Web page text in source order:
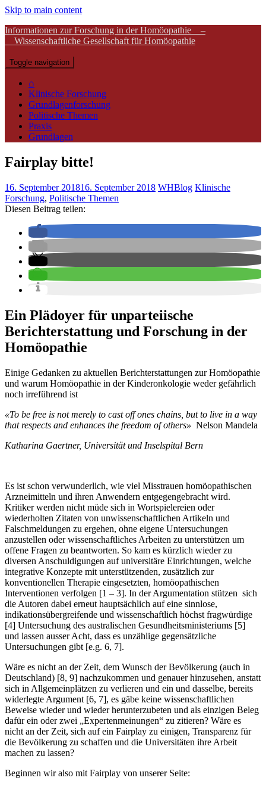
Skip to main content
Informationen zur Forschung in der Homöopathie –
Wissenschaftliche Gesellschaft für Homöopathie
Toggle navigation
⌂
Klinische Forschung
Grundlagenforschung
Politische Themen
Praxis
Grundlagen
Fairplay bitte!
16. September 201816. September 2018 WHBlog Klinische
Forschung, Politische Themen
Diesen Beitrag teilen:
Ein Plädoyer für unparteiische
Berichterstattung und Forschung in der
Homöopathie
Einige Gedanken zu aktuellen Berichterstattungen zur Homöopathie
und warum Homöopathie in der Kinderonkologie weder gefährlich
noch irreführend ist
«To be free is not merely to cast off ones chains, but to live in a way
that respects and enhances the freedom of others» Nelson Mandela
Katharina Gaertner, Universität und Inselspital Bern
Es ist schon verwunderlich, wie viel Misstrauen homöopathischen
Arzneimitteln und ihren Anwendern entgegengebracht wird.
Kritiker werden nicht müde sich in Wortspielereien oder
wiederholten Zitaten von unwissenschaftlichen Artikeln und
Falschmeldungen zu ergehen, ohne eigene Untersuchungen
anzustellen oder wissenschaftliches Arbeiten zu unterstützen um
offene Fragen zu beantworten. So kam es kürzlich wieder zu
diversen Anschuldigungen auf universitäre Einrichtungen, welche
integrative Konzepte mit unterstützenden, zusätzlich zur
konventionellen Therapie eingesetzten, homöopathischen
Interventionen verfolgen [1 – 3]. In der Argumentation stützen sich
die Autoren dabei erneut hauptsächlich auf eine sinnlose,
indikationsübergreifende und wissenschaftlich höchst fragwürdige
[4] Untersuchung des australischen Gesundheitsministeriums [5]
und lassen ausser Acht, dass es unzählige gegensätzliche
Untersuchungen gibt [e.g. 6, 7].
Wäre es nicht an der Zeit, dem Wunsch der Bevölkerung (auch in
Deutschland) [8, 9] nachzukommen und genauer hinzusehen, anstatt
sich in Allgemeinplätzen zu verlieren und ein und dasselbe, bereits
widerlegte Argument [6, 7], es gäbe keine wissenschaftlichen
Beweise wieder und wieder herunterzubeten und als einzigen Beleg
dafür ein oder zwei „Expertenmeinungen“ zu zitieren? Wäre es
nicht an der Zeit, sich auf ein Fairplay zu einigen, Transparenz für
die Bevölkerung zu schaffen und die Universitäten ihre Arbeit
machen zu lassen?
Beginnen wir also mit Fairplay von unserer Seite: